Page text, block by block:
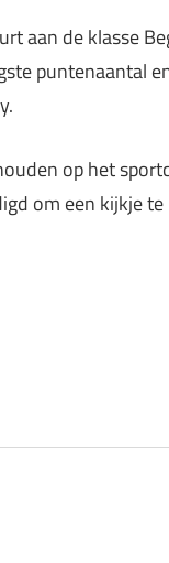
aan de klasse
puntenaantal
op het
om een kijkje